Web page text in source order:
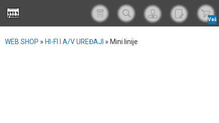
Vaša
WEB SHOP » HI-FI I A/V UREĐAJI » Mini linije